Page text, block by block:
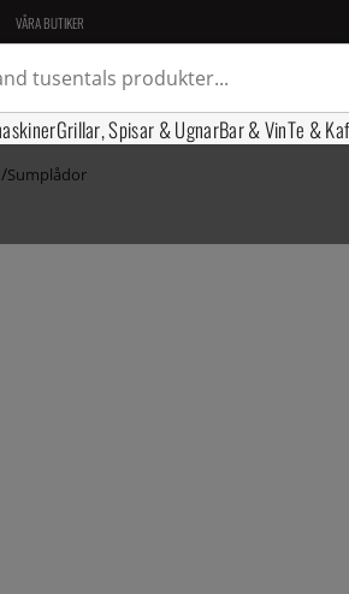
VÅRA BUTIKER
Grillar, Spisar & UgnarBar & VinTe &
Sumplådor